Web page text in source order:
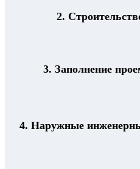
2.
3. Заполнение
4. Наружные